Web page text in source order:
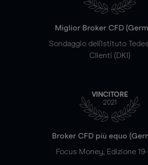
Miglior Broker CFD
Sondaggio dell'Istituto
Clienti (DKI)
VINCITORE
2021
Broker CFD più equo
Focus Money, Edizione 19-